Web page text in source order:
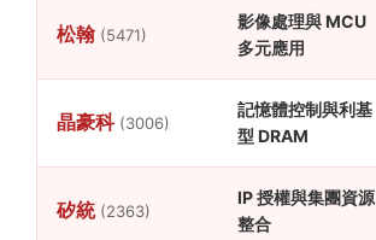
松翰 (5471)
影像處理與 MCU
多元應用
晶豪科 (3006)
記憶體控制與利基
型 DRAM
矽統 (2363)
IP 授權與集團資源
整合